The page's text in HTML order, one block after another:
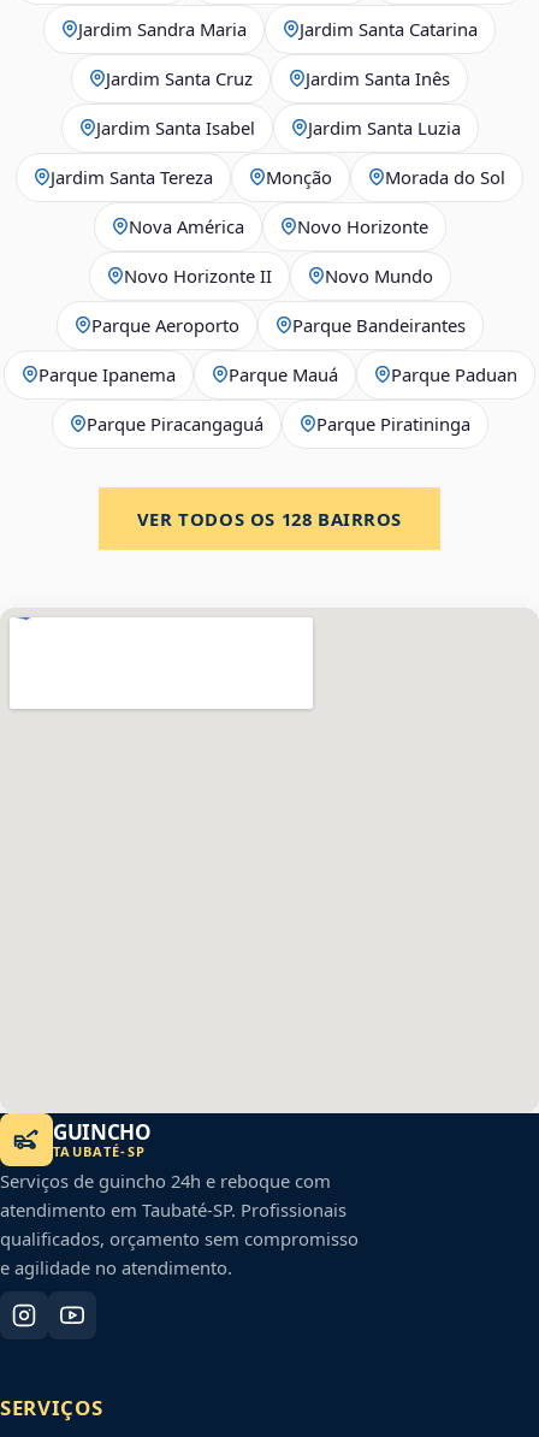
Jardim Sandra Maria Jardim Santa Catarina
Jardim Santa Cruz Jardim Santa Inês
Jardim Santa Isabel Jardim Santa Luzia
Jardim Santa Tereza Monção Morada do Sol
Nova América Novo Horizonte
Novo Horizonte II Novo Mundo
Parque Aeroporto Parque Bandeirantes
Parque Ipanema Parque Mauá Parque Paduan
Parque Piracangaguá Parque Piratininga
VER TODOS OS 128 BAIRROS
GUINCHO
TAUBATÉ-SP
Serviços de guincho 24h e reboque com
atendimento em Taubaté-SP. Profissionais
qualificados, orçamento sem compromisso
e agilidade no atendimento.
SERVIÇOS